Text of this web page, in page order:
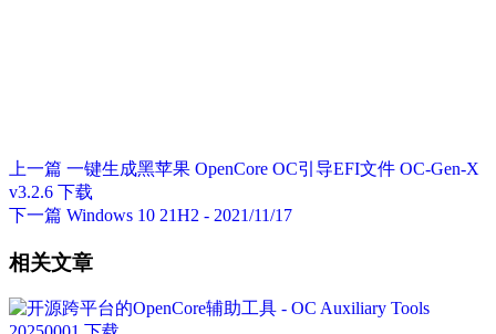
上一篇 一键生成黑苹果 OpenCore OC引导EFI文件 OC-Gen-X
v3.2.6 下载
下一篇 Windows 10 21H2 - 2021/11/17
相关文章